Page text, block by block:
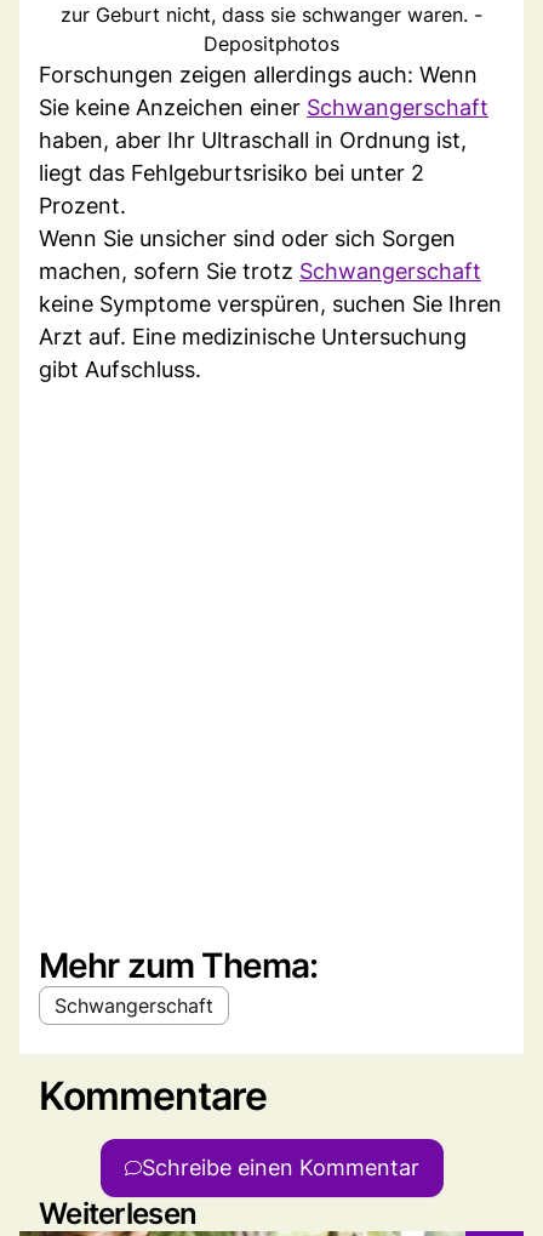
zur Geburt nicht, dass sie schwanger waren. -
Depositphotos
Forschungen zeigen allerdings auch: Wenn
Sie keine Anzeichen einer Schwangerschaft
haben, aber Ihr Ultraschall in Ordnung ist,
liegt das Fehlgeburtsrisiko bei unter 2
Prozent.
Wenn Sie unsicher sind oder sich Sorgen
machen, sofern Sie trotz Schwangerschaft
keine Symptome verspüren, suchen Sie Ihren
Arzt auf. Eine medizinische Untersuchung
gibt Aufschluss.
Mehr zum Thema:
Schwangerschaft
Kommentare
Schreibe einen Kommentar
Weiterlesen